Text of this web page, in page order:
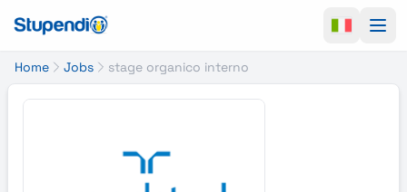
Home Jobs stage organico interno